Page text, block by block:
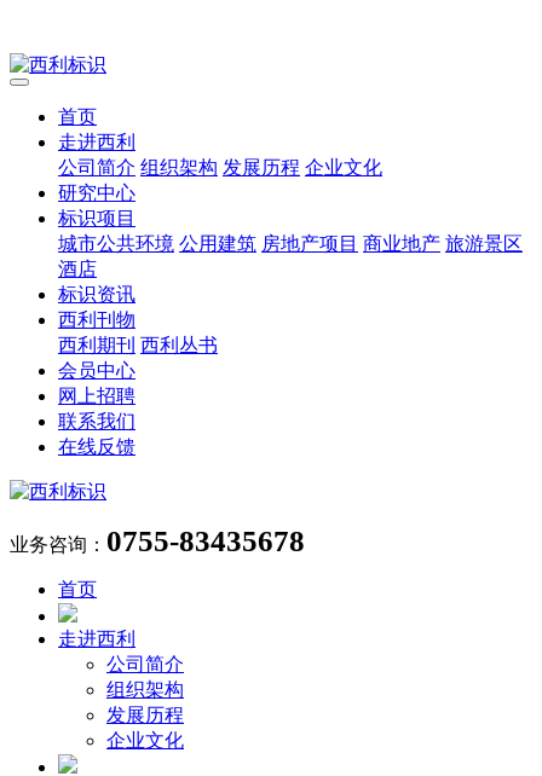
首页
走进西利
公司简介 组织架构 发展历程 企业文化
研究中心
标识项目
城市公共环境 公用建筑 房地产项目 商业地产 旅游景区
酒店
标识资讯
西利刊物
西利期刊 西利丛书
会员中心
网上招聘
联系我们
在线反馈
业务咨询： 0755-83435678
首页
走进西利
公司简介
组织架构
发展历程
企业文化